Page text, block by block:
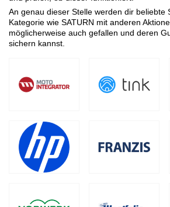
An genau dieser Stelle werden dir beliebte
Kategorie wie SATURN mit anderen
möglicherweise auch gefallen und deren
sichern kannst.